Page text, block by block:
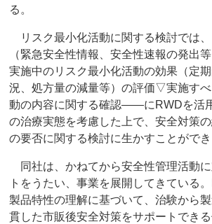
る。
リスク最小化活動に関する検討では
（緊急安全性情報、安全性速報の発出
実施中のリスク最小化活動の効果（定
況、処方量の減量等）の評価▽実施す
動の内容に関する確認――にRWDを活
の治療実態を考慮した上で、安全対策
の要否に関する検討に生かすことができ
同社は、かねてから安全性管理活動
トをうたい、事業を展開してきている
製品特性の理解に基づいて、治験から
貫した市販後安全対策をサポートでき